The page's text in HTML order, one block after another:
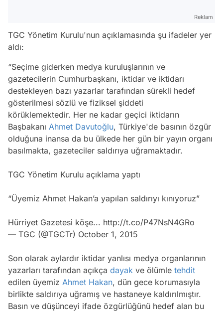
Reklam
TGC Yönetim Kurulu'nun açıklamasında şu ifadeler yer
aldı:
“Seçime giderken medya kuruluşlarının ve
gazetecilerin Cumhurbaşkanı, iktidar ve iktidarı
destekleyen bazı yazarlar tarafından sürekli hedef
gösterilmesi sözlü ve fiziksel şiddeti
körüklemektedir. Her ne kadar geçici iktidarın
Başbakanı Ahmet Davutoğlu, Türkiye'de basının özgür
olduğuna inansa da bu ülkede her gün bir yayın organı
basılmakta, gazeteciler saldırıya uğramaktadır.
TGC Yönetim Kurulu açıklama yaptı
“Üyemiz Ahmet Hakan’a yapılan saldırıyı kınıyoruz”
Hürriyet Gazetesi köşe... http://t.co/P47NsN4GRo
— TGC (@TGCTr) October 1, 2015
Son olarak aylardır iktidar yanlısı medya organlarının
yazarları tarafından açıkça dayak ve ölümle tehdit
edilen üyemiz Ahmet Hakan, dün gece korumasıyla
birlikte saldırıya uğramış ve hastaneye kaldırılmıştır.
Basın ve düşünceyi ifade özgürlüğünü hedef alan bu